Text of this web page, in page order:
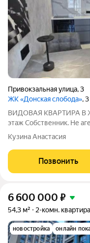
Привокзальная улица,3
ЖК «Донская слобода»,
ВИДОВАЯ КВАРТИРА В
этаж Собственник. Не
Квартира без обременений.
первыми владельцами.
остаётся новым
Кузина Анастасия
Позвонить
6 600 000 ₽
54,3 м² 2-комн. квартира
новостройка онлайн